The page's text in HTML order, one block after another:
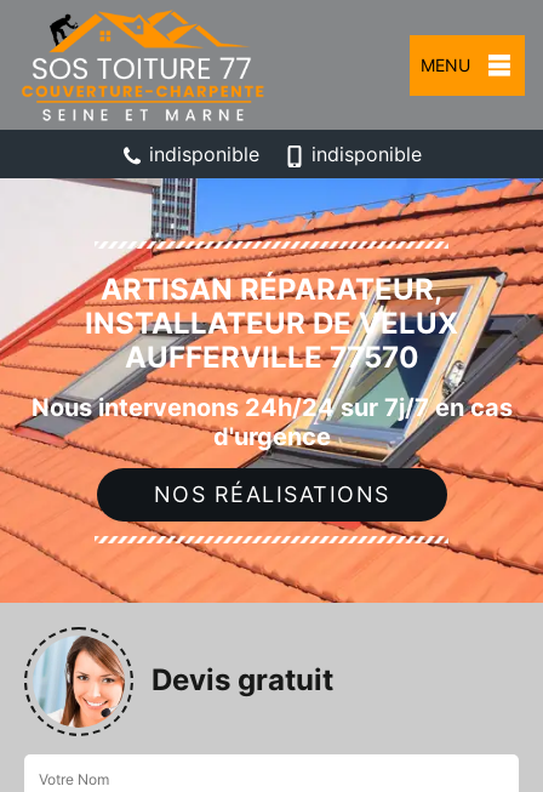
MENU
indisponible indisponible
ARTISAN RÉPARATEUR,
INSTALLATEUR DE VELUX
AUFFERVILLE 77570
Nous intervenons 24h/24 sur 7j/7 en cas
d'urgence
NOS RÉALISATIONS
Devis gratuit